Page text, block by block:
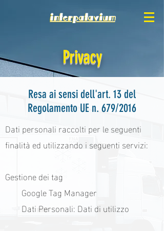
Privacy
Resa ai sensi dell'art. 13 del
Regolamento UE n. 679/2016
Dati personali raccolti per le seguenti
finalità ed utilizzando i seguenti servizi:
Gestione dei tag
Google Tag Manager
Dati Personali: Dati di utilizzo